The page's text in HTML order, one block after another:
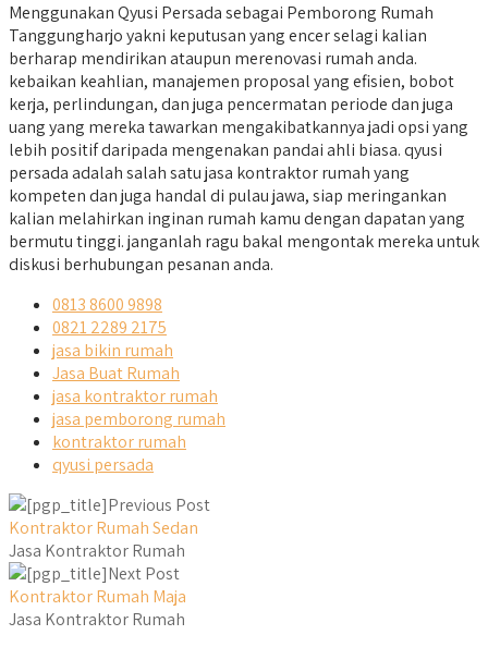
Menggunakan Qyusi Persada sebagai Pemborong Rumah
Tanggungharjo yakni keputusan yang encer selagi kalian
berharap mendirikan ataupun merenovasi rumah anda.
kebaikan keahlian, manajemen proposal yang efisien, bobot
kerja, perlindungan, dan juga pencermatan periode dan juga
uang yang mereka tawarkan mengakibatkannya jadi opsi yang
lebih positif daripada mengenakan pandai ahli biasa. qyusi
persada adalah salah satu jasa kontraktor rumah yang
kompeten dan juga handal di pulau jawa, siap meringankan
kalian melahirkan inginan rumah kamu dengan dapatan yang
bermutu tinggi. janganlah ragu bakal mengontak mereka untuk
diskusi berhubungan pesanan anda.
0813 8600 9898
0821 2289 2175
jasa bikin rumah
Jasa Buat Rumah
jasa kontraktor rumah
jasa pemborong rumah
kontraktor rumah
qyusi persada
Previous Post
Kontraktor Rumah Sedan
Jasa Kontraktor Rumah
Next Post
Kontraktor Rumah Maja
Jasa Kontraktor Rumah